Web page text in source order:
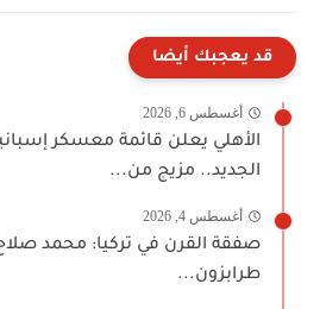
قد يعجبك أيضا
أغسطس 6, 2026
الأهلي يعلن قائمة معسكر
الجديد.. مزيج من...
أغسطس 4, 2026
صفقة القرن في تركيا: محمد
طرابزون...